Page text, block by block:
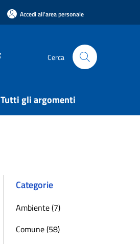
Accedi all'area personale
Cerca
Tutti gli argomenti
Categorie
Ambiente (7)
Comune (58)